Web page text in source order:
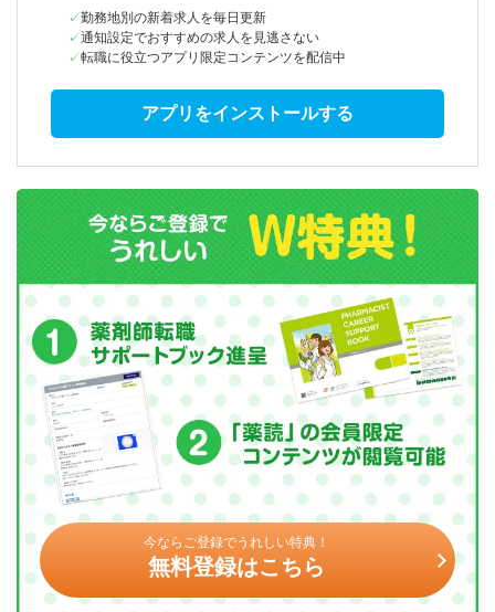
勤務地別の新着求人を毎日更新
通知設定でおすすめの求人を見逃さない
転職に役立つアプリ限定コンテンツを配信中
アプリをインストールする
今ならご登録でうれしい特典！
無料登録はこちら